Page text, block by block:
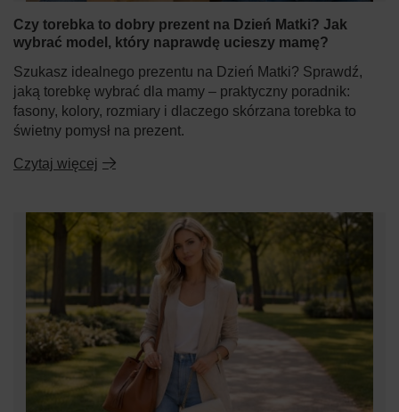
Czy torebka to dobry prezent na Dzień Matki? Jak
wybrać model, który naprawdę ucieszy mamę?
Szukasz idealnego prezentu na Dzień Matki? Sprawdź,
jaką torebkę wybrać dla mamy – praktyczny poradnik:
fasony, kolory, rozmiary i dlaczego skórzana torebka to
świetny pomysł na prezent.
Czytaj więcej